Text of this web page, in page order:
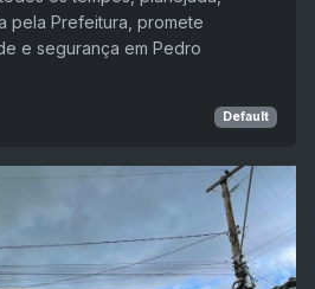
pela Prefeitura, promete
e segurança em Pedro
Default